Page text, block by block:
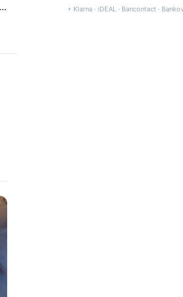
+ Klarna · iDEAL · Bancontact ·